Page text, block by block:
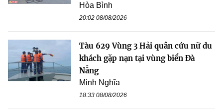
Hòa Bình
20:02 08/08/2026
Tàu 629 Vùng 3 Hải quân cứu nữ du
khách gặp nạn tại vùng biển Đà
Nẵng
Minh Nghĩa
18:33 08/08/2026